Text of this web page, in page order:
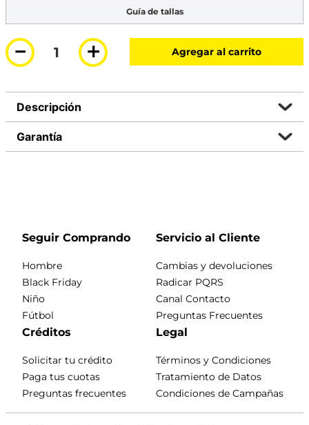
Guía de tallas
＋
－ Agregar al carrito
Descripción
Garantía
Seguir Comprando
Hombre
Black Friday
Niño
Fútbol
Servicio al Cliente
Cambias y devoluciones
Radicar PQRS
Canal Contacto
Preguntas Frecuentes
Créditos
Solicitar tu crédito
Paga tus cuotas
Preguntas frecuentes
Legal
Términos y Condiciones
Tratamiento de Datos
Condiciones de Campañas